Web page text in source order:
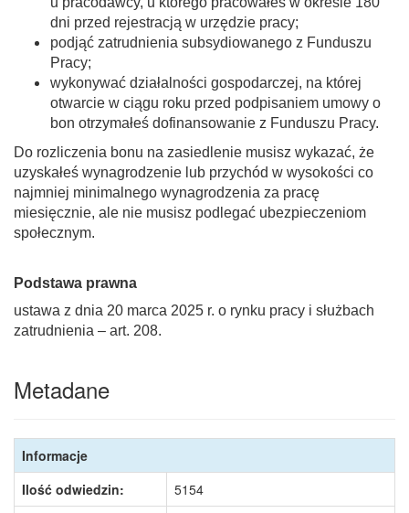
dni przed rejestracją w urzędzie pracy;
podjąć zatrudnienia subsydiowanego z Funduszu
Pracy;
wykonywać działalności gospodarczej, na której
otwarcie w ciągu roku przed podpisaniem umowy o
bon otrzymałeś dofinansowanie z Funduszu Pracy.
Do rozliczenia bonu na zasiedlenie musisz wykazać, że
uzyskałeś wynagrodzenie lub przychód w wysokości co
najmniej minimalnego wynagrodzenia za pracę
miesięcznie, ale nie musisz podlegać ubezpieczeniom
społecznym.
Podstawa prawna
ustawa z dnia 20 marca 2025 r. o rynku pracy i służbach
zatrudnienia – art. 208.
Metadane
Informacje
Ilość odwiedzin:
5154